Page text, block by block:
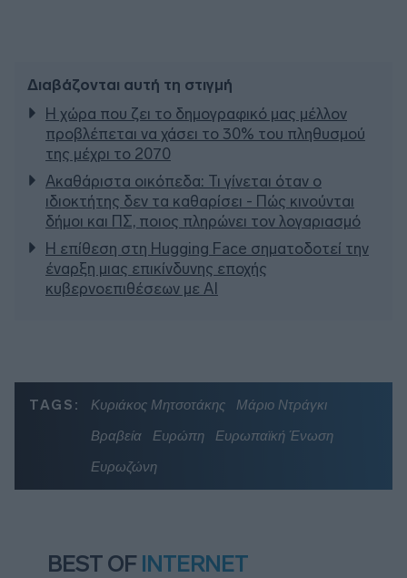
Διαβάζονται αυτή τη στιγμή
Η χώρα που ζει το δημογραφικό μας μέλλον
προβλέπεται να χάσει το 30% του πληθυσμού
της μέχρι το 2070
Ακαθάριστα οικόπεδα: Τι γίνεται όταν ο
ιδιοκτήτης δεν τα καθαρίσει - Πώς κινούνται
δήμοι και ΠΣ, ποιος πληρώνει τον λογαριασμό
Η επίθεση στη Hugging Face σηματοδοτεί την
έναρξη μιας επικίνδυνης εποχής
κυβερνοεπιθέσεων με AI
TAGS: Κυριάκος Μητσοτάκης
Μάριο Ντράγκι
Βραβεία
Ευρώπη
Ευρωπαϊκή Ένωση
Ευρωζώνη
BEST OF INTERNET